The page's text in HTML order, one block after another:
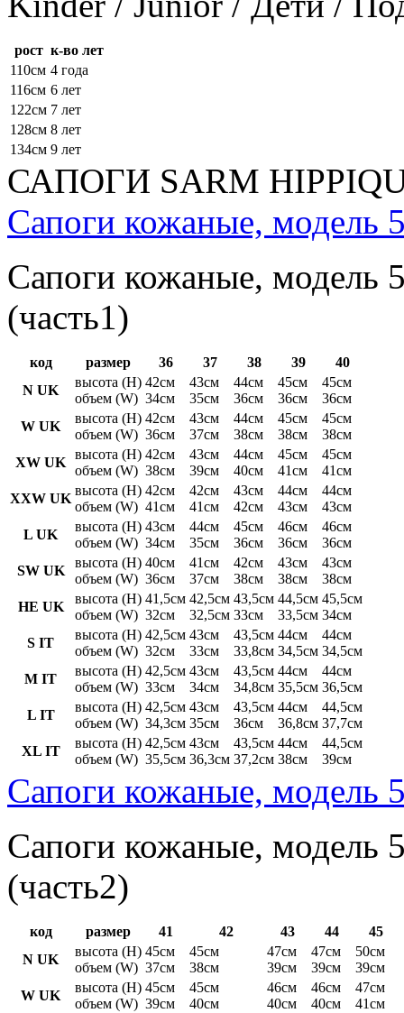
рост к-во лет
110см 4 года
116см 6 лет
122см 7 лет
128см 8 лет
134см 9 лет
САПОГИ SARM
Сапоги кожаные, модель
Сапоги кожаные, модель
(часть1)
код размер 36 37 38 39
40
N UK
высота (H)
объем (W)
42см
34см
43см
35см
44см
36см
45см
36см
45см
36см
W UK
высота (H)
объем (W)
42см
36см
43см
37см
44см
38см
45см
38см
45см
38см
XW UK
высота (H)
объем (W)
42см
38см
43см
39см
44см
40см
45см
41см
45см
41см
XXW UK
высота (H)
объем (W)
42см
41см
42см
41см
43см
42см
44см
43см
44см
43см
L UK
высота (H)
объем (W)
43см
34см
44см
35см
45см
36см
46см
36см
46см
36см
SW UK
высота (H)
объем (W)
40см
36см
41см
37см
42см
38см
43см
38см
43см
38см
HE UK
высота (H)
объем (W)
41,5см
32см
42,5см
32,5см
43,5см
33см
44,5см
33,5см
45,5см
34см
S IT
высота (H)
объем (W)
42,5см
32см
43см
33см
43,5см
33,8см
44см
34,5см
44см
34,5см
M IT
высота (H)
объем (W)
42,5см
33см
43см
34см
43,5см
34,8см
44см
35,5см
44см
36,5см
L IT
высота (H)
объем (W)
42,5см
34,3см
43см
35см
43,5см
36см
44см
36,8см
44,5см
37,7см
XL IT
высота (H)
объем (W)
42,5см
35,5см
43см
36,3см
43,5см
37,2см
44см
38см
44,5см
39см
Сапоги кожаные, модель
Сапоги кожаные, модель
(часть2)
код размер 41 42 43 44
45
N UK
высота (H)
объем (W)
45см
37см
45см
38см
47см
39см
47см
39см
50см
39см
W UK
высота (H)
объем (W)
45см
39см
45см
40см
46см
40см
46см
40см
47см
41см